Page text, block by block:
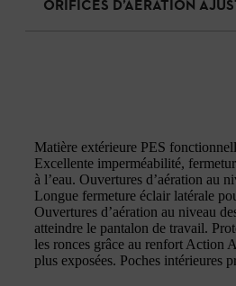
ORIFICES D’AÉRATION
Matière extérieure PES
Excellente imperméabilité,
à l’eau. Ouvertures d’aération au
Longue fermeture éclair latérale
Ouvertures d’aération au niveau
atteindre le pantalon de travail.
les ronces grâce au renfort Action
plus exposées. Poches intérieures